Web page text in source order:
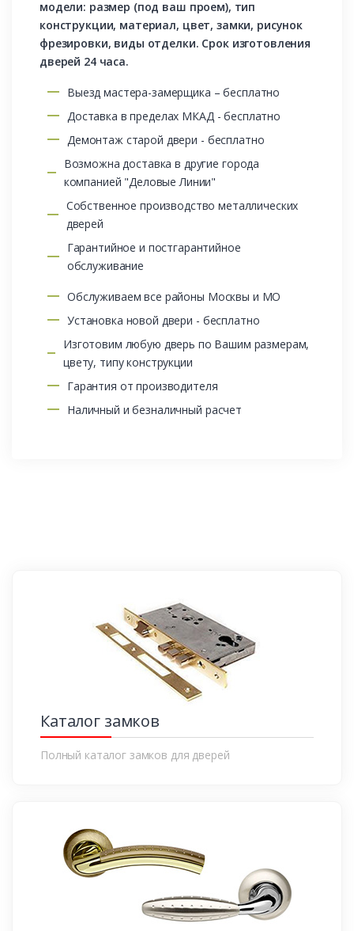
модели: размер (под ваш проем), тип
конструкции, материал, цвет, замки, рисунок
фрезировки, виды отделки. Срок изготовления
дверей 24 часа.
Выезд мастера-замерщика – бесплатно
Доставка в пределах МКАД - бесплатно
Демонтаж старой двери - бесплатно
Возможна доставка в другие города
компанией "Деловые Линии"
Собственное производство металлических
дверей
Гарантийное и постгарантийное
обслуживание
Обслуживаем все районы Москвы и МО
Установка новой двери - бесплатно
Изготовим любую дверь по Вашим размерам,
цвету, типу конструкции
Гарантия от производителя
Наличный и безналичный расчет
Каталог замков
Полный каталог замков для дверей